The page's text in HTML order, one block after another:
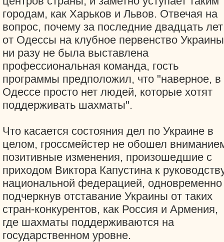
городам, как Харьков и Львов. Отвечая на
вопрос, почему за последние двадцать лет
от Одессы на клубное первенство Украины
ни разу не была выставлена
профессиональная команда, гость
программы предположил, что "наверное, в
Одессе просто нет людей, которые хотят
поддерживать шахматы".
Что касается состояния дел по Украине в
целом, гроссмейстер не обошел
позитивные изменения, произошедшие с
приходом Виктора Капустина к
национальной федерацией, одновременно
подчеркнув отставание Украины от таких
стран-конкурентов, как Россия и Армения,
где шахматы поддерживаются на
государственном уровне.